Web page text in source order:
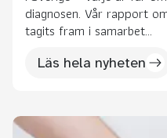
diagnosen. Vår rapport
tagits fram i samarbet...
Läs hela nyheten